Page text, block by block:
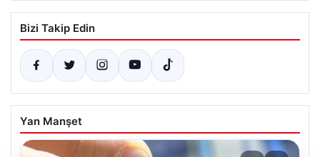
Bizi Takip Edin
Yan Manşet